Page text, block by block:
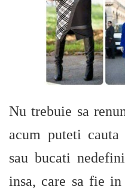
Nu trebuie sa
acum puteti
sau bucati
insa, care sa fie